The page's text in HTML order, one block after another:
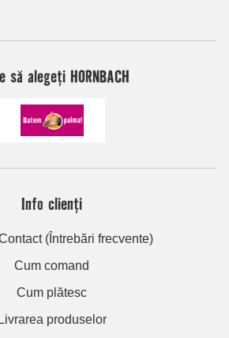
să alegeți HORNBACH
Info clienți
(Întrebări frecvente)
Cum comand
Cum plătesc
Livrarea produselor